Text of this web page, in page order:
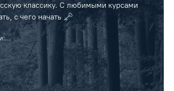
классику. С любимыми курсами
с чего начать 🗝️